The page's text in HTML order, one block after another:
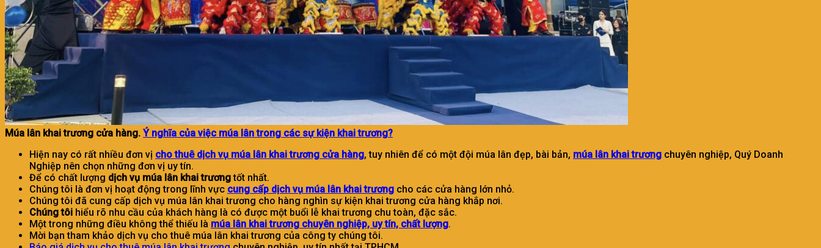
Múa lân khai trương cửa hàng. Ý nghĩa của việc múa lân trong các sự kiện khai trương?
Hiện nay có rất nhiều đơn vị cho thuê dịch vụ múa lân khai trương cửa hàng, tuy nhiên để có một đội múa lân đẹp, bài bản, múa lân khai trương chuyên nghiệp, Quý Doanh
Nghiệp nên chọn những đơn vị uy tín.
Để có chất lượng dịch vụ múa lân khai trươngtốt nhất.
Chúng tôi là đơn vị hoạt động trong lĩnh vực cung cấp dịch vụ múa lân khai trương cho các cửa hàng lớn nhỏ.
Chúng tôi đã cung cấp dịch vụ múa lân khai trương cho hàng nghìn sự kiện khai trương cửa hàng khắp nơi.
Chúng tôi hiểu rõ nhu cầu của khách hàng là có được một buổi lễ khai trương chu toàn, đặc sắc.
Một trong những điều không thể thiếu là múa lân khai trương chuyên nghiệp, uy tín, chất lượng.
Mời bạn tham khảo dịch vụ cho thuê múa lân khai trương của công ty chúng tôi.